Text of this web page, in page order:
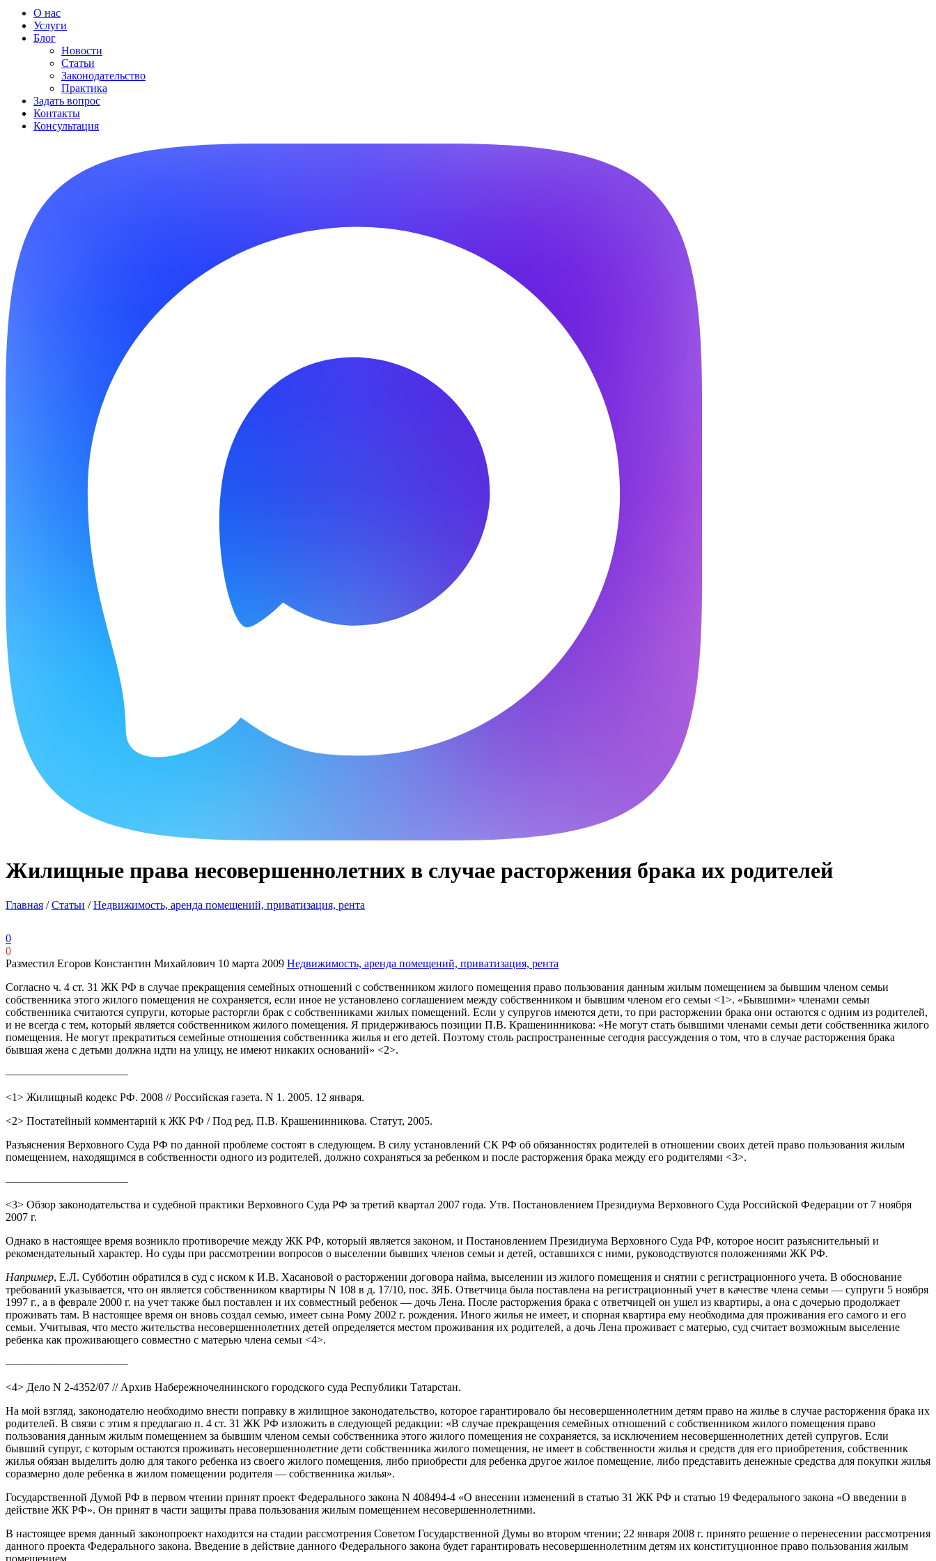
О нас
Услуги
Блог
Новости
Статьи
Законодательство
Практика
Задать вопрос
Контакты
Консультация
Жилищные права несовершеннолетних в случае расторжения брака их родителей
Главная /Статьи /Недвижимость, аренда помещений, приватизация, рента
0
0
Разместил Егоров Константин Михайлович 10 марта 2009 Недвижимость, аренда помещений, приватизация, рента
Согласно ч. 4 ст. 31 ЖК РФ в случае прекращения семейных отношений с собственником жилого помещения право пользования данным жилым помещением за бывшим членом семьи
собственника этого жилого помещения не сохраняется, если иное не установлено соглашением между собственником и бывшим членом его семьи <1>. «Бывшими» членами семьи
собственника считаются супруги, которые расторгли брак с собственниками жилых помещений. Если у супругов имеются дети, то при расторжении брака они остаются с одним из родителей,
и не всегда с тем, который является собственником жилого помещения. Я придерживаюсь позиции П.В. Крашенинникова: «Не могут стать бывшими членами семьи дети собственника жилого
помещения. Не могут прекратиться семейные отношения собственника жилья и его детей. Поэтому столь распространенные сегодня рассуждения о том, что в случае расторжения брака
бывшая жена с детьми должна идти на улицу, не имеют никаких оснований» <2>.
———————————
<1> Жилищный кодекс РФ. 2008 // Российская газета. N 1. 2005. 12 января.
<2> Постатейный комментарий к ЖК РФ / Под ред. П.В. Крашенинникова. Статут, 2005.
Разъяснения Верховного Суда РФ по данной проблеме состоят в следующем. В силу установлений СК РФ об обязанностях родителей в отношении своих детей право пользования жилым
помещением, находящимся в собственности одного из родителей, должно сохраняться за ребенком и после расторжения брака между его родителями <3>.
———————————
<3> Обзор законодательства и судебной практики Верховного Суда РФ за третий квартал 2007 года. Утв. Постановлением Президиума Верховного Суда Российской Федерации от 7 ноября
2007 г.
Однако в настоящее время возникло противоречие между ЖК РФ, который является законом, и Постановлением Президиума Верховного Суда РФ, которое носит разъяснительный и
рекомендательный характер. Но суды при рассмотрении вопросов о выселении бывших членов семьи и детей, оставшихся с ними, руководствуются положениями ЖК РФ.
Например, Е.Л. Субботин обратился в суд с иском к И.В. Хасановой о расторжении договора найма, выселении из жилого помещения и снятии с регистрационного учета. В обоснование
требований указывается, что он является собственником квартиры N 108 в д. 17/10, пос. ЗЯБ. Ответчица была поставлена на регистрационный учет в качестве члена семьи — супруги 5 ноября
1997 г., а в феврале 2000 г. на учет также был поставлен и их совместный ребенок — дочь Лена. После расторжения брака с ответчицей он ушел из квартиры, а она с дочерью продолжает
проживать там. В настоящее время он вновь создал семью, имеет сына Рому 2002 г. рождения. Иного жилья не имеет, и спорная квартира ему необходима для проживания его самого и его
семьи. Учитывая, что место жительства несовершеннолетних детей определяется местом проживания их родителей, а дочь Лена проживает с матерью, суд считает возможным выселение
ребенка как проживающего совместно с матерью члена семьи <4>.
———————————
<4> Дело N 2-4352/07 // Архив Набережночелнинского городского суда Республики Татарстан.
На мой взгляд, законодателю необходимо внести поправку в жилищное законодательство, которое гарантировало бы несовершеннолетним детям право на жилье в случае расторжения брака их
родителей. В связи с этим я предлагаю п. 4 ст. 31 ЖК РФ изложить в следующей редакции: «В случае прекращения семейных отношений с собственником жилого помещения право
пользования данным жилым помещением за бывшим членом семьи собственника этого жилого помещения не сохраняется, за исключением несовершеннолетних детей супругов. Если
бывший супруг, с которым остаются проживать несовершеннолетние дети собственника жилого помещения, не имеет в собственности жилья и средств для его приобретения, собственник
жилья обязан выделить долю для такого ребенка из своего жилого помещения, либо приобрести для ребенка другое жилое помещение, либо представить денежные средства для покупки жилья
соразмерно доле ребенка в жилом помещении родителя — собственника жилья».
Государственной Думой РФ в первом чтении принят проект Федерального закона N 408494-4 «О внесении изменений в статью 31 ЖК РФ и статью 19 Федерального закона «О введении в
действие ЖК РФ». Он принят в части защиты права пользования жилым помещением несовершеннолетними.
В настоящее время данный законопроект находится на стадии рассмотрения Советом Государственной Думы во втором чтении; 22 января 2008 г. принято решение о перенесении рассмотрения
данного проекта Федерального закона. Введение в действие данного Федерального закона будет гарантировать несовершеннолетним детям их конституционное право пользования жилым
помещением.